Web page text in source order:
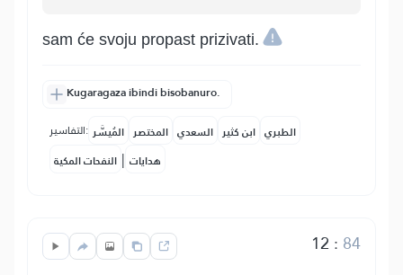
sam će svoju propast prizivati.
Kugaragaza ibindi bisobanuro.
التفاسير: المُيسَّر المختصر السعدي ابن كثير الطبري
النفحات المكية | هدايات
12 : 84